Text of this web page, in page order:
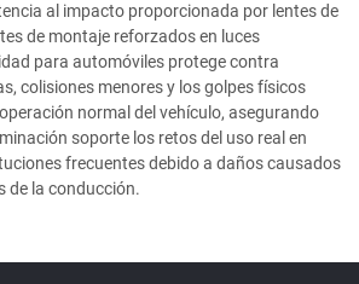
al impacto proporcionada por lentes de
de montaje reforzados en luces
para automóviles protege contra
colisiones menores y los golpes físicos
normal del vehículo, asegurando
soporte los retos del uso real en
frecuentes debido a daños causados
de la conducción.